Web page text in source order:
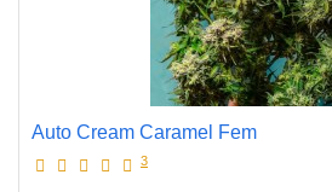
Auto Cream Caramel Fem
3